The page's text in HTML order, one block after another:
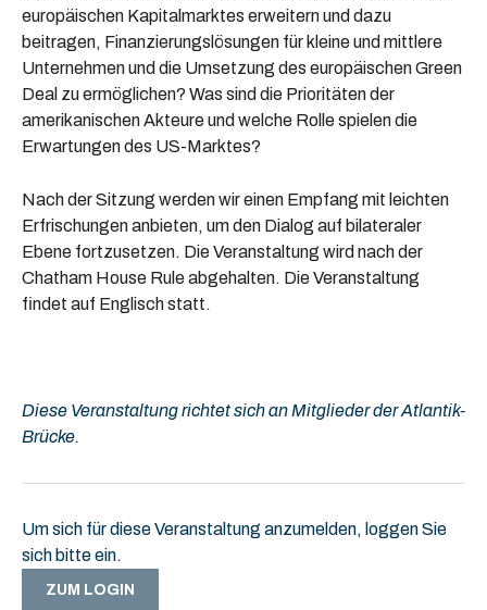
europäischen Kapitalmarktes erweitern und dazu
beitragen, Finanzierungslösungen für kleine und mittlere
Unternehmen und die Umsetzung des europäischen Green
Deal zu ermöglichen? Was sind die Prioritäten der
amerikanischen Akteure und welche Rolle spielen die
Erwartungen des US-Marktes?
Nach der Sitzung werden wir einen Empfang mit leichten
Erfrischungen anbieten, um den Dialog auf bilateraler
Ebene fortzusetzen. Die Veranstaltung wird nach der
Chatham House Rule abgehalten. Die Veranstaltung
findet auf Englisch statt.
Diese Veranstaltung richtet sich an Mitglieder der Atlantik-
Brücke.
Um sich für diese Veranstaltung anzumelden, loggen Sie
sich bitte ein.
ZUM LOGIN